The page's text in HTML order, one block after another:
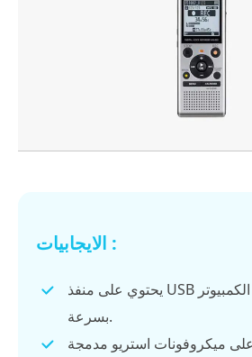
الايجابيات :
يحتوي على منفذ USB لنقل الملفات إلى الكمبيوتر
بسرعة.